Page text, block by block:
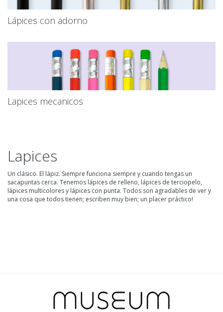
Lápices con adorno
Lapices mecanicos
Lapices
Un clásico. El lápiz. Siempre funciona siempre y cuando tengas un
sacapuntas cerca. Tenemos lápices de relleno, lápices de terciopelo,
lápices multicolores y lápices con punta. Todos son agradables de ver y
una cosa que todos tienen; escriben muy bien; un placer práctico!